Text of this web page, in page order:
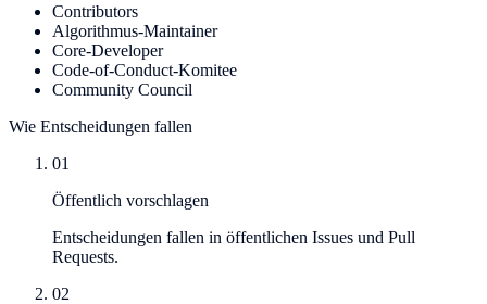
Contributors
Algorithmus-Maintainer
Core-Developer
Code-of-Conduct-Komitee
Community Council
Wie Entscheidungen fallen
01
Öffentlich vorschlagen
Entscheidungen fallen in öffentlichen Issues und Pull
Requests.
02